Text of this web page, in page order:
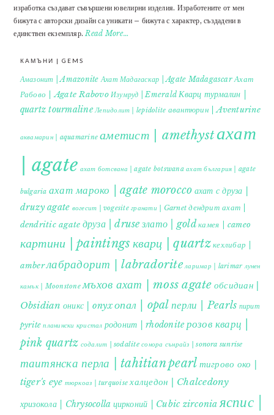
изработка създават съвършени ювелирни изделия. Изработените от мен
бижута с авторски дизайн са уникати – бижута с характер, създадени в
единствен екземпляр.Read More…
КАМЪНИ | GEMS
Амазонит | Amazonite Ахат Мадагаскар | Agate Madagascar Ахат
Рабово | Agate Rabovo Изумруд | Emerald Кварц турмалин |
quartz tourmaline Лепидолит | lepidolite авантюрин | Aventurine
аквамарин | aquamarine аметист | amethystахат
| agate ахат ботсвана | agate botswana ахат българия | agate
bulgaria ахат мароко | agate morocco ахат с друза |
druzy agate вогесит | vogesite гранати | Garnet дендрит ахат |
dendritic agate друза | druse злато | gold камея | cameo
картини | paintings кварц | quartzкехлибар |
amberлабрадорит | labradorite ларимар | larimar лунен
камък | Moonstone мъхов ахат | moss agate обсидиан |
Obsidian оникс | onyxопал | opal перли | Pearls пирит |
pyrite планински кристал родонит | rhodonite розов кварц |
pink quartz содалит | sodalite сонора сънрайз | sonora sunrise
таитянска перла | tahitian pearl тигрово око |
tiger's eye тюркоаз | turquoise халцедон | Chalcedony
хризокола | Chrysocolla цирконий | Cubic zirconia яспис |